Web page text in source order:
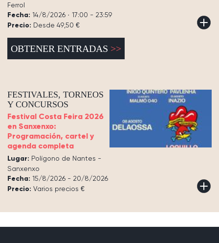
Ferrol
Fecha: 14/8/2026 · 17:00 - 23:59
Precio: Desde 49,50 €
OBTENER ENTRADAS
FESTIVALES, TORNEOS
Y CONCURSOS
Festival Costa Feira 2026
en Sanxenxo:
Programación, cartel y
agenda completa
Lugar: Polígono de Nantes -
Sanxenxo
Fecha: 15/8/2026 - 20/8/2026
Precio: Varios precios €